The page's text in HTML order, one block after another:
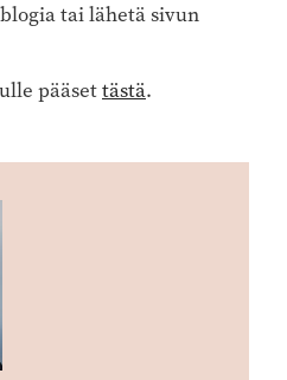
tai lähetä sivun
pääsettästä.